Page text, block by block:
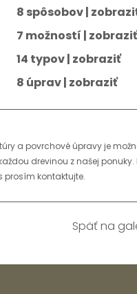
8 spôsobov |
7 možností | zobraziť
14 typov | zobraziť
8 úprav | zobraziť
a povrchové úpravy je
drevinou z našej ponuky.
prosím kontaktujte.
Späť na